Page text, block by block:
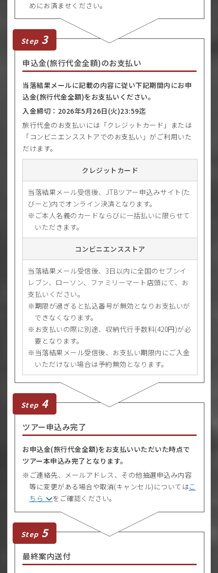
めにお済ませください。
Step 3
申込金(旅行代金全額)のお支払い
当落結果メールに記載の内容に従い下記期間内にお申
込金(旅行代金全額)をお支払いください。
入金締切：2026年5月26日(火)23:59迄
旅行代金のお支払いには「クレジットカード」または
「コンビニエンスストアでのお支払い」がご利用いた
だけます。
クレジットカード
当落結果メール受信後、JTBツアー申込みサイト(た
びーと)内でオンライン決済となります。
ご本人名義のカードならびに一括払いに限らせて
いただきます。
コンビニエンスストア
当落結果メール受信後、3日以内に全国のセブンイ
レブン、ローソン、ファミリーマート店頭にて、お
支払いください。
期限が過ぎると払込番号が無効となりお支払いが
できなくなります。
お支払いの際に別途、収納代行手数料(420円)が必
要となります。
当落結果メール受信後、お支払い期限内にご入金
いただけない場合は予約無効となります。
Step 4
ツアー申込み完了
お申込金(旅行代金全額)をお支払いいただいた時点で
ツアー本申込み完了となります。
ご連絡先、メールアドレス、その他抽選申込み内容
等に変更がある場合や取消(キャンセル)についてはこ
ちら
をご確認ください。
Step 5
最終案内送付